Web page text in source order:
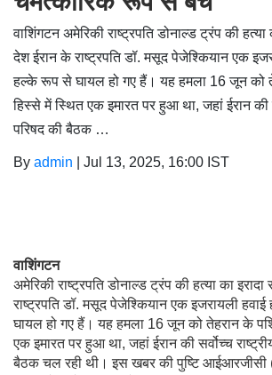
वाशिंगटन अमेरिकी राष्ट्रपति डोनाल्ड ट्रंप की
देश ईरान के राष्ट्रपति डॉ. मसूद पेजेश्कियान एक
हल्के रूप से घायल हो गए हैं। यह हमला 16 जून को
हिस्से में स्थित एक इमारत पर हुआ था, जहां ईरान की
परिषद की बैठक …
By admin Jul 13, 2025, 16:00 IST
वाशिंगटन
अमेरिकी राष्ट्रपति डोनाल्ड ट्रंप की हत्या का
राष्ट्रपति डॉ. मसूद पेजेश्कियान एक इजरायली
घायल हो गए हैं। यह हमला 16 जून को तेहरान के
एक इमारत पर हुआ था, जहां ईरान की सर्वोच्च
बैठक चल रही थी। इस खबर की पुष्टि आईआरजीसी